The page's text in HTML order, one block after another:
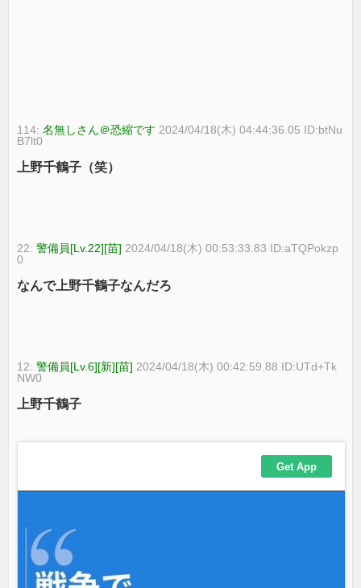
114:名無しさん＠恐縮です 2024/04/18(木) 04:44:36.05 ID:btNu
B7lt0
上野千鶴子（笑）
22:警備員[Lv.22][苗] 2024/04/18(木) 00:53:33.83 ID:aTQPokzp
0
なんで上野千鶴子なんだろ
12:警備員[Lv.6][新][苗] 2024/04/18(木) 00:42:59.88 ID:UTd+Tk
NW0
上野千鶴子